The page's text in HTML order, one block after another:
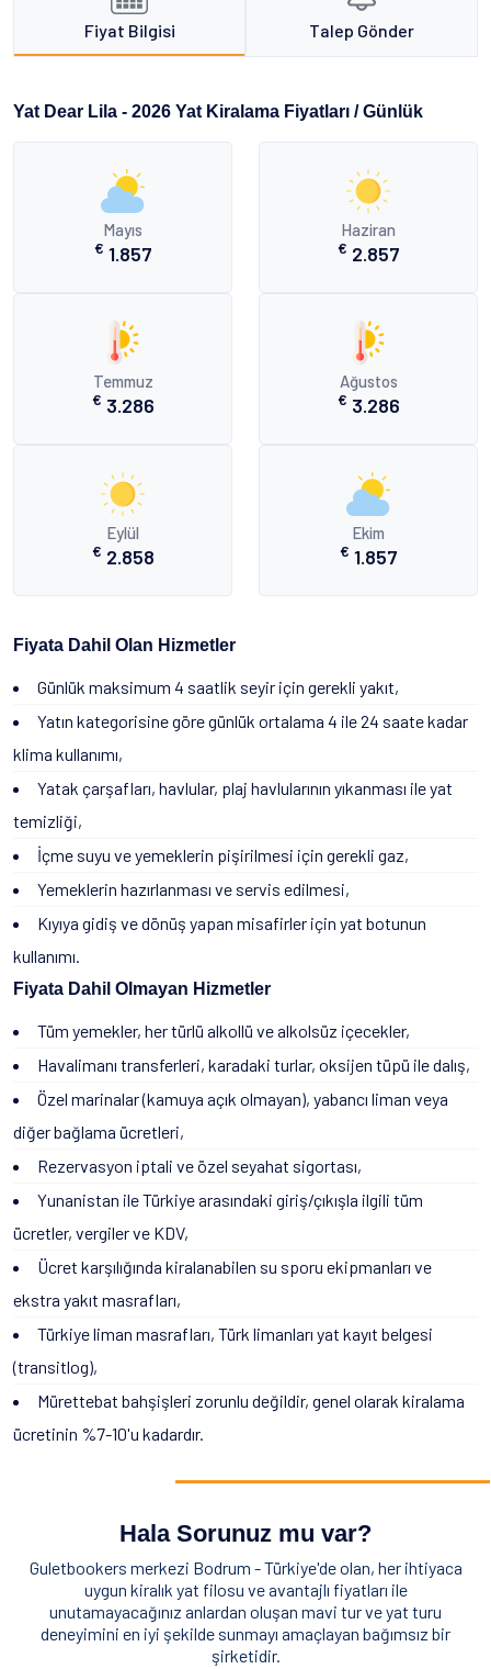
Fiyat Bilgisi Talep Gönder
Yat Dear Lila - 2026 Yat Kiralama Fiyatları / Günlük
Mayıs
€ 1.857
Haziran
€ 2.857
Temmuz
€ 3.286
Ağustos
€ 3.286
Eylül
€ 2.858
Ekim
€ 1.857
Fiyata Dahil Olan Hizmetler
Günlük maksimum 4 saatlik seyir için gerekli yakıt,
Yatın kategorisine göre günlük ortalama 4 ile 24 saate kadar
klima kullanımı,
Yatak çarşafları, havlular, plaj havlularının yıkanması ile yat
temizliği,
İçme suyu ve yemeklerin pişirilmesi için gerekli gaz,
Yemeklerin hazırlanması ve servis edilmesi,
Kıyıya gidiş ve dönüş yapan misafirler için yat botunun
kullanımı.
Fiyata Dahil Olmayan Hizmetler
Tüm yemekler, her türlü alkollü ve alkolsüz içecekler,
Havalimanı transferleri, karadaki turlar, oksijen tüpü ile dalış,
Özel marinalar (kamuya açık olmayan), yabancı liman veya
diğer bağlama ücretleri,
Rezervasyon iptali ve özel seyahat sigortası,
Yunanistan ile Türkiye arasındaki giriş/çıkışla ilgili tüm
ücretler, vergiler ve KDV,
Ücret karşılığında kiralanabilen su sporu ekipmanları ve
ekstra yakıt masrafları,
Türkiye liman masrafları, Türk limanları yat kayıt belgesi
(transitlog),
Mürettebat bahşişleri zorunlu değildir, genel olarak kiralama
ücretinin %7-10'u kadardır.
Hala Sorunuz mu var?
Guletbookers merkezi Bodrum - Türkiye'de olan, her ihtiyaca
uygun kiralık yat filosu ve avantajlı fiyatları ile
unutamayacağınız anlardan oluşan mavi tur ve yat turu
deneyimini en iyi şekilde sunmayı amaçlayan bağımsız bir
şirketidir.